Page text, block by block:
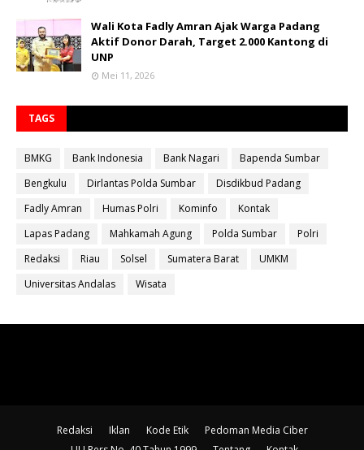
Wali Kota Fadly Amran Ajak Warga Padang
Aktif Donor Darah, Target 2.000 Kantong di
UNP
Mei 11, 2026
TAGS
BMKG Bank Indonesia Bank Nagari
Bapenda Sumbar
Bengkulu
Dirlantas Polda Sumbar
Disdikbud Padang
Fadly Amran
Humas Polri Kominfo
Kontak
Lapas Padang
Mahkamah Agung Polda Sumbar
Polri
Redaksi
Riau Solsel Sumatera Barat
UMKM
Universitas Andalas
Wisata
Redaksi Iklan Kode Etik
Pedoman Media Ciber